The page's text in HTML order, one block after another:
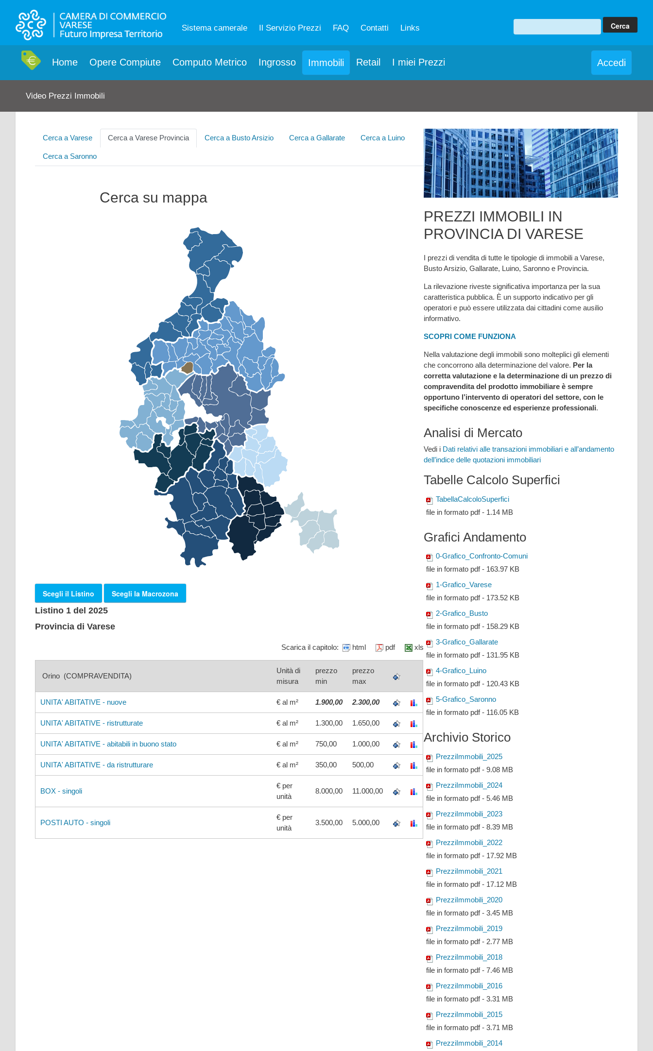
Sistema camerale Il Servizio Prezzi FAQ Contatti Links
Home Opere Compiute Computo Metrico Ingrosso Immobili Retail I miei Prezzi Accedi
Video Prezzi Immobili
Cerca a Varese Cerca a Varese Provincia Cerca a Busto Arsizio Cerca a Gallarate Cerca a Luino
Cerca a Saronno
Cerca su mappa
Scegli il Listino
Scegli la Macrozona
Listino 1 del 2025
Provincia di Varese
Scarica il capitolo: html pdf xls
Orino (COMPRAVENDITA)
Unità di
misura
prezzo
min
prezzo
max
UNITA' ABITATIVE - nuove € al m² 1.900,00 2.300,00
UNITA' ABITATIVE - ristrutturate € al m² 1.300,00 1.650,00
UNITA' ABITATIVE - abitabili in buono stato € al m² 750,00 1.000,00
UNITA' ABITATIVE - da ristrutturare € al m² 350,00 500,00
BOX - singoli
€ per
unità
8.000,00 11.000,00
POSTI AUTO - singoli
€ per
unità
3.500,00 5.000,00
PREZZI IMMOBILI IN
PROVINCIA DI VARESE
I prezzi di vendita di tutte le tipologie di immobili a Varese,
Busto Arsizio, Gallarate, Luino, Saronno e Provincia.
La rilevazione riveste significativa importanza per la sua
caratteristica pubblica. È un supporto indicativo per gli
operatori e può essere utilizzata dai cittadini come ausilio
informativo.
SCOPRI COME FUNZIONA
Nella valutazione degli immobili sono molteplici gli elementi
che concorrono alla determinazione del valore. Per la
corretta valutazione e la determinazione di un prezzo di
compravendita del prodotto immobiliare è sempre
opportuno l’intervento di operatori del settore, con le
specifiche conoscenze ed esperienze professionali.
Analisi di Mercato
Vedi i Dati relativi alle transazioni immobiliari e all’andamento
dell’indice delle quotazioni immobiliari
Tabelle Calcolo Superfici
TabellaCalcoloSuperfici
file in formato pdf - 1.14 MB
Grafici Andamento
0-Grafico_Confronto-Comuni
file in formato pdf - 163.97 KB
1-Grafico_Varese
file in formato pdf - 173.52 KB
2-Grafico_Busto
file in formato pdf - 158.29 KB
3-Grafico_Gallarate
file in formato pdf - 131.95 KB
4-Grafico_Luino
file in formato pdf - 120.43 KB
5-Grafico_Saronno
file in formato pdf - 116.05 KB
Archivio Storico
PrezziImmobili_2025
file in formato pdf - 9.08 MB
PrezziImmobili_2024
file in formato pdf - 5.46 MB
PrezziImmobili_2023
file in formato pdf - 8.39 MB
PrezziImmobili_2022
file in formato pdf - 17.92 MB
PrezziImmobili_2021
file in formato pdf - 17.12 MB
PrezziImmobili_2020
file in formato pdf - 3.45 MB
PrezziImmobili_2019
file in formato pdf - 2.77 MB
PrezziImmobili_2018
file in formato pdf - 7.46 MB
PrezziImmobili_2016
file in formato pdf - 3.31 MB
PrezziImmobili_2015
file in formato pdf - 3.71 MB
PrezziImmobili_2014